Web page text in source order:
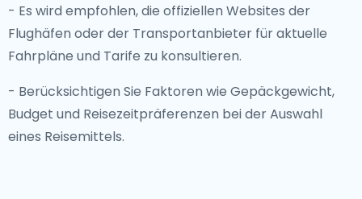
- Es wird empfohlen, die offiziellen Websites der
Flughäfen oder der Transportanbieter für aktuelle
Fahrpläne und Tarife zu konsultieren.
- Berücksichtigen Sie Faktoren wie Gepäckgewicht,
Budget und Reisezeitpräferenzen bei der Auswahl
eines Reisemittels.